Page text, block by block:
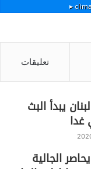
تعليقات
يبدأ البث
غدا
الجالية